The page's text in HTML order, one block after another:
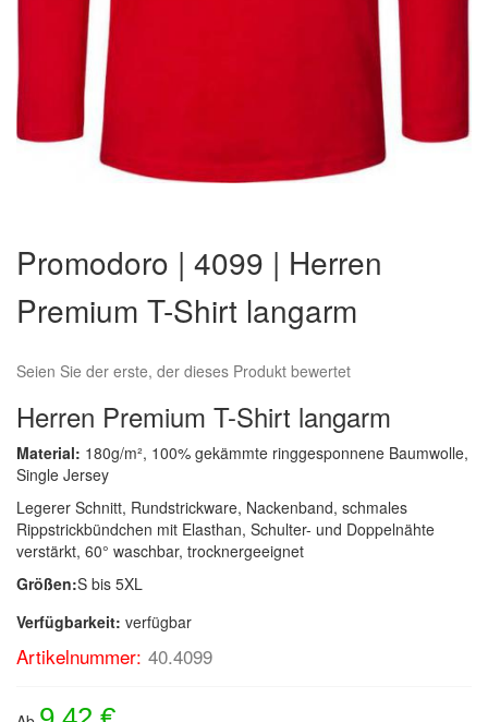
der
Bildergalerie
springen
Promodoro | 4099 | Herren
Premium T-Shirt langarm
Seien Sie der erste, der dieses Produkt bewertet
Herren Premium T-Shirt langarm
Material: 180g/m², 100% gekämmte ringgesponnene Baumwolle,
Single Jersey
Legerer Schnitt, Rundstrickware, Nackenband, schmales
Rippstrickbündchen mit Elasthan, Schulter- und Doppelnähte
verstärkt, 60° waschbar, trocknergeeignet
Größen:S bis 5XL
Verfügbarkeit: verfügbar
Artikelnummer: 40.4099